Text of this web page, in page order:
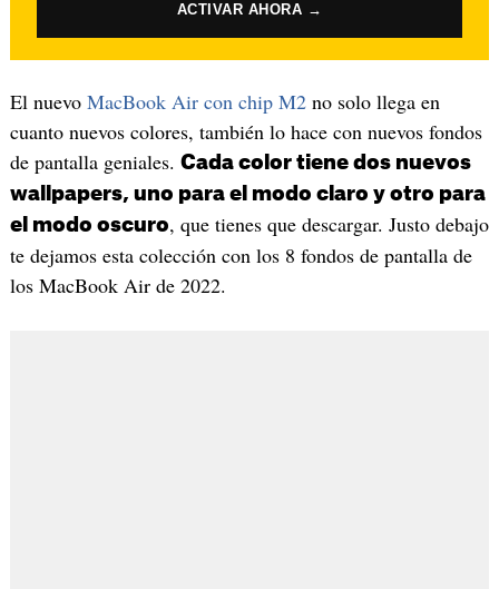
ACTIVAR AHORA →
El nuevo MacBook Air con chip M2no solo llega en
cuanto nuevos colores, también lo hace con nuevos fondos
de pantalla geniales. Cada color tiene dos nuevos
wallpapers, uno para el modo claro y otro para
el modo oscuro, que tienes que descargar. Justo debajo
te dejamos esta colección con los 8 fondos de pantalla de
los MacBook Air de 2022.